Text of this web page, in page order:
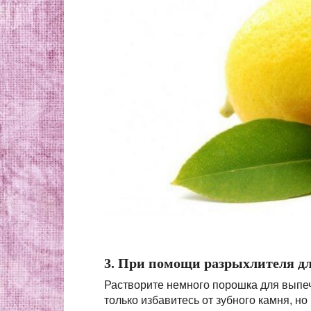
3. При помощи разрыхлителя
Растворите немного порошка для
только избавитесь от зубного камня,